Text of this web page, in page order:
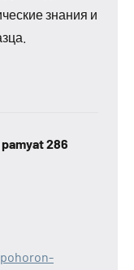
знания и
286